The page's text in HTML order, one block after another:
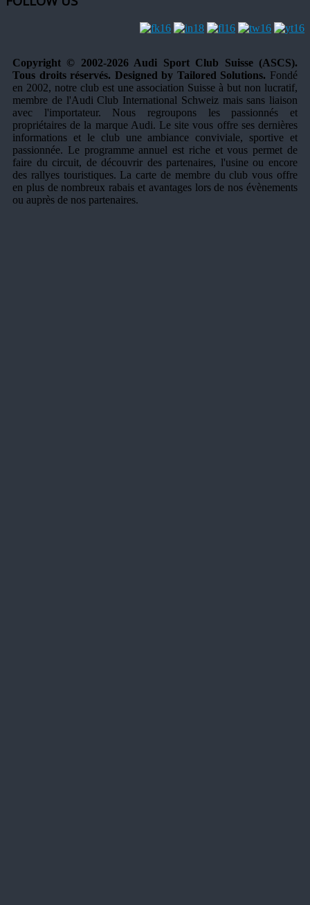
Copyright © 2002-2026 Audi Sport Club Suisse (ASCS).
Tous droits réservés. Designed by Tailored Solutions. Fondé
en 2002, notre club est une association Suisse à but non lucratif,
membre de l'Audi Club International Schweiz mais sans liaison
avec l'importateur. Nous regroupons les passionnés et
propriétaires de la marque Audi. Le site vous offre ses dernières
informations et le club une ambiance conviviale, sportive et
passionnée. Le programme annuel est riche et vous permet de
faire du circuit, de découvrir des partenaires, l'usine ou encore
des rallyes touristiques. La carte de membre du club vous offre
en plus de nombreux rabais et avantages lors de nos évènements
ou auprès de nos partenaires.